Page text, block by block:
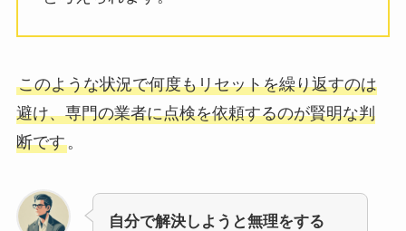
このような状況で何度もリセットを繰り返すのは
避け、専門の業者に点検を依頼するのが賢明な判
断です。
自分で解決しようと無理をする